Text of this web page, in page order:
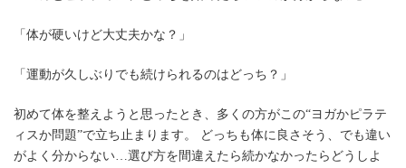
「体が硬いけど大丈夫かな？」
「運動が久しぶりでも続けられるのはどっち？」
初めて体を整えようと思ったとき、多くの方がこの“ヨガかピラテ
ィスか問題”で立ち止まります。 どっちも体に良さそう、でも違い
がよく分からない…選び方を間違えたら続かなかったらどうしよ